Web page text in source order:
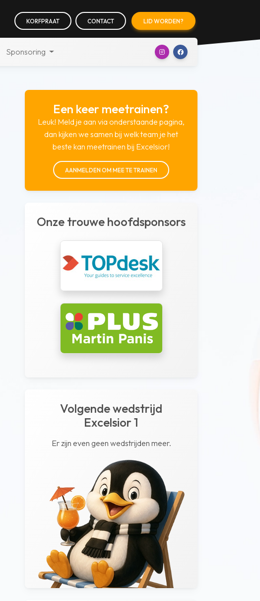
KORFPRAAT CONTACT LID WORDEN?
Sponsoring
Een keer meetrainen?
Leuk! Meld je aan via onderstaande pagina,
dan kijken we samen bij welk team je het
beste kan meetrainen bij Excelsior!
AANMELDEN OM MEE TE TRAINEN
Onze trouwe hoofdsponsors
Volgende wedstrijd
Excelsior 1
Er zijn even geen wedstrijden meer.